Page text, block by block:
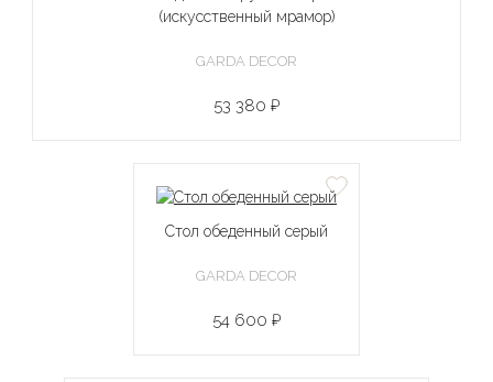
(искусственный мрамор)
GARDA DECOR
53 380 ₽
Стол обеденный серый
GARDA DECOR
54 600 ₽